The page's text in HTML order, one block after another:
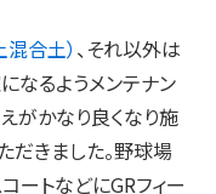
混合土） 、それ以外は
なるようメンテナン
がかなり良くなり施
きました。野球場
ートなどにGRフィー